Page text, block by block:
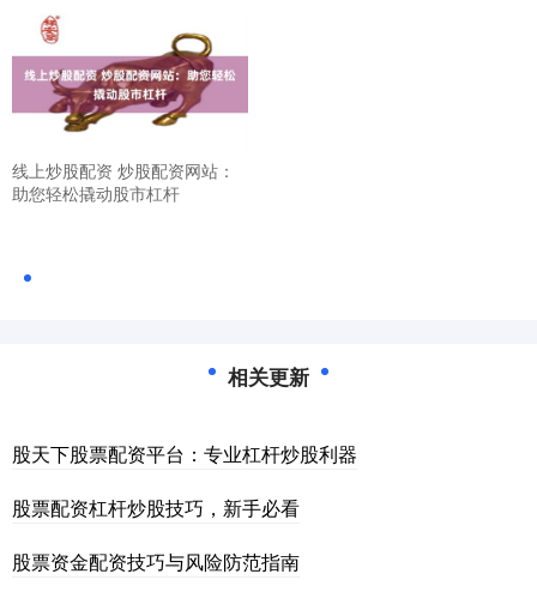
线上炒股配资 炒股配资网站：
助您轻松撬动股市杠杆
相关更新
股天下股票配资平台：专业杠杆炒股利器
股票配资杠杆炒股技巧，新手必看
股票资金配资技巧与风险防范指南